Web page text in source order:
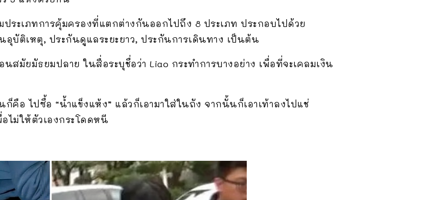
ระเภทการคุ้มครองที่แตกต่างกันออกไปถึง 8 ประเภท ประกอบไปด้วย
บัติเหตุ, ประกันดูแลระยะยาว, ประกันการเดินทาง เป็นต้น
นสมัยมัธยมปลาย ในสื่อระบุชื่อว่า Liao กระทำการบางอย่าง เพื่อที่จะเคลมเงิน
คือ ไปซื้อ “น้ำแข็งแห้ง” แล้วก็เอามาใส่ในถัง จากนั้นก็เอาเท้าลงไปแช่
ไม่ให้ตัวเองกระโดดหนี